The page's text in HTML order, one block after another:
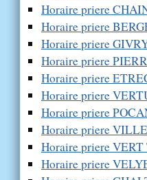
Horaire priere
Horaire priere
Horaire priere
Horaire priere
Horaire priere
Horaire priere
Horaire priere
Horaire priere
Horaire priere
Horaire priere